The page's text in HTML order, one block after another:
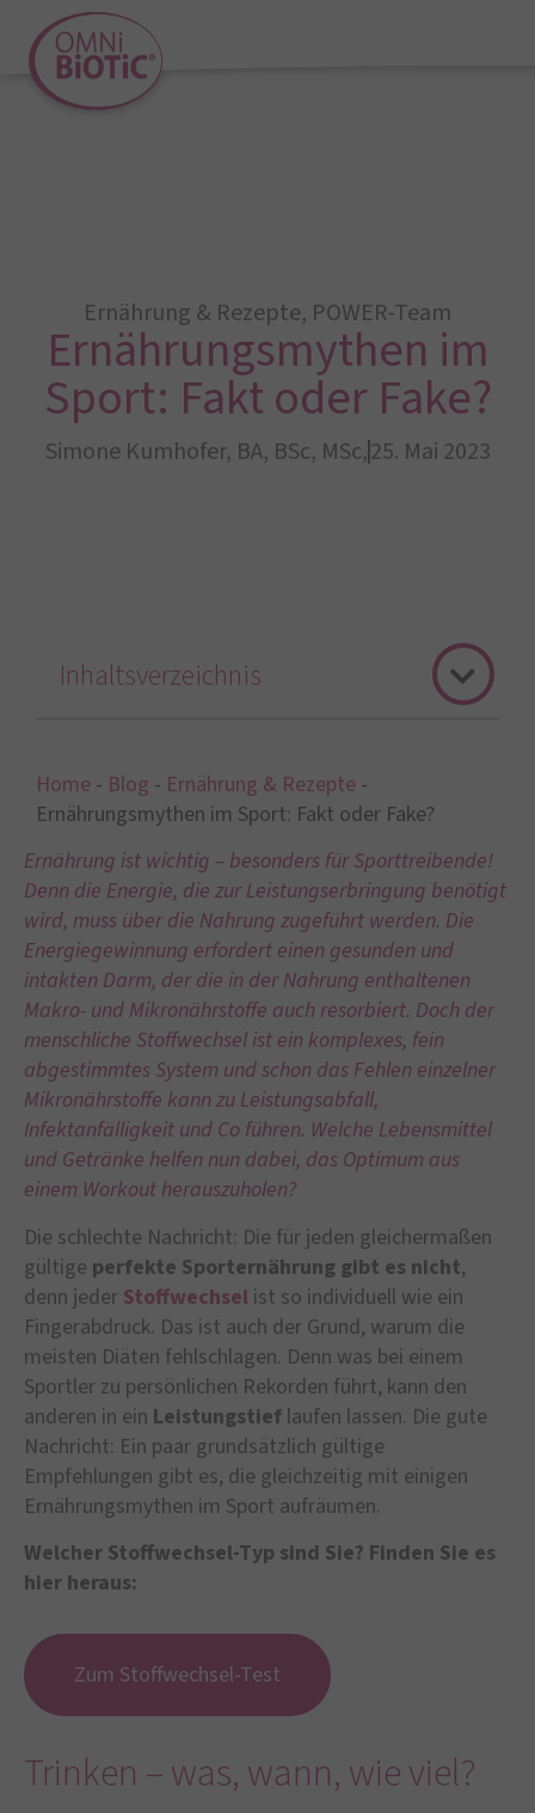
Ernährung & Rezepte, POWER-Team
Ernährungsmythen im
Sport: Fakt oder Fake?
Simone Kumhofer, BA, BSc, MSc,25. Mai 2023
Home - Blog - Ernährung & Rezepte -
Ernährungsmythen im Sport: Fakt oder Fake?
Ernährung ist wichtig – besonders für Sporttreibende!
Denn die Energie, die zur Leistungserbringung benötigt
wird, muss über die Nahrung zugeführt werden. Die
Energiegewinnung erfordert einen gesunden und
intakten Darm, der die in der Nahrung enthaltenen
Makro- und Mikronährstoffe auch resorbiert. Doch der
menschliche Stoffwechsel ist ein komplexes, fein
abgestimmtes System und schon das Fehlen einzelner
Mikronährstoffe kann zu Leistungsabfall,
Infektanfälligkeit und Co führen. Welche Lebensmittel
und Getränke helfen nun dabei, das Optimum aus
einem Workout herauszuholen?
Die schlechte Nachricht: Die für jeden gleichermaßen
gültige perfekte Sporternährung gibt es nicht,
denn jeder Stoffwechsel ist so individuell wie ein
Fingerabdruck. Das ist auch der Grund, warum die
meisten Diäten fehlschlagen. Denn was bei einem
Sportler zu persönlichen Rekorden führt, kann den
anderen in ein Leistungstief laufen lassen. Die gute
Nachricht: Ein paar grundsätzlich gültige
Empfehlungen gibt es, die gleichzeitig mit einigen
Ernährungsmythen im Sport aufräumen.
Welcher Stoffwechsel-Typ sind Sie? Finden Sie es
hier heraus:
Zum Stoffwechsel-Test
Trinken – was, wann, wie viel?
Inhaltsverzeichnis